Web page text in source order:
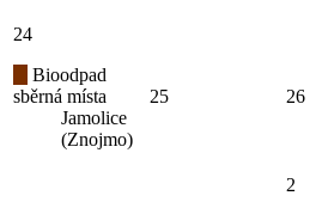
24
Bioodpad
sběrná místa
Jamolice
(Znojmo)
25 26
2